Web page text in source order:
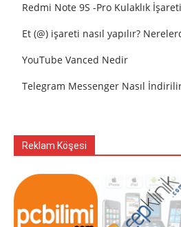
Redmi Note 9S -Pro Kulaklık
Et (@) işareti nasıl yapılır?
YouTube Vanced Nedir
Telegram Messenger Nasıl
Reklam Köşesi